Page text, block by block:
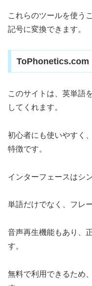
これらのツールを使う
記号に変換できます。
ToPhonetics.com
このサイトは、英単語
してくれます。
初心者にも使いやすく
特徴です。
インターフェースはシ
単語だけでなく、フレ
音声再生機能もあり、
す。
無料で利用できるため